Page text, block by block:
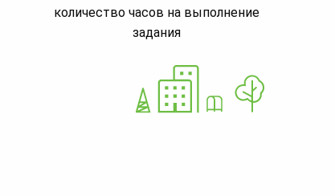
количество часов на выполнение
задания